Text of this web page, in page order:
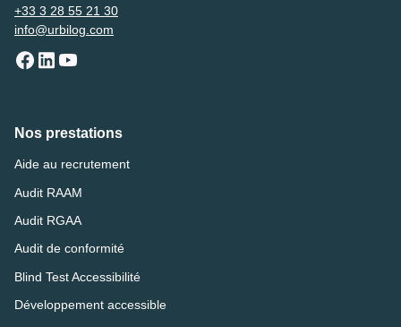
+33 3 28 55 21 30
info@urbilog.com
Nos prestations
Aide au recrutement
Audit RAAM
Audit RGAA
Audit de conformité
Blind Test Accessibilité
Développement accessible